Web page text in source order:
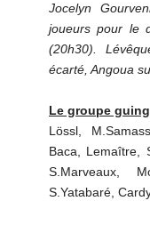
Jocelyn
joueurs pour le
(20h30).
écarté, Angoua
Le groupe
Lössl,
Baca, Lemaître,
S.Marveaux,
S.Yatabaré,